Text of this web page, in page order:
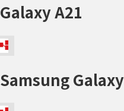
Galaxy A21
Samsung